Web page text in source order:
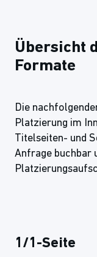
Übersicht
Formate
Die
Platzierung im
Titelseiten- und
Anfrage buchbar
1/1-Seite